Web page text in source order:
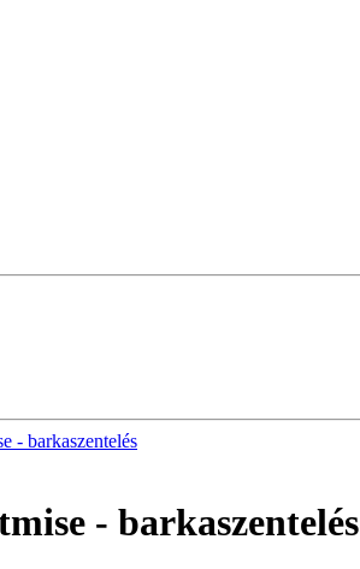
- barkaszentelés
- barkaszentelés